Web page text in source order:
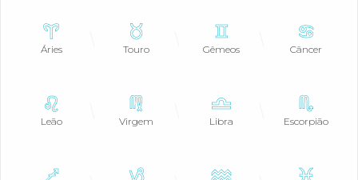
Áries Touro Gêmeos Câncer
Leão Virgem Libra Escorpião